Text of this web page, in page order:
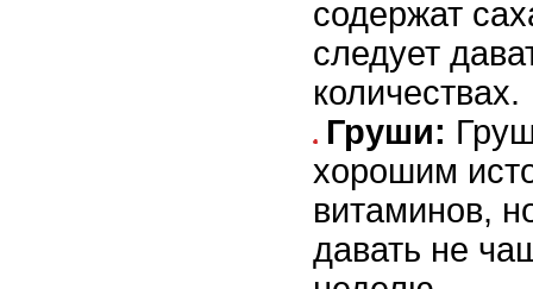
содержат
следует
количествах.
Груши:
хорошим
витаминов,
давать не